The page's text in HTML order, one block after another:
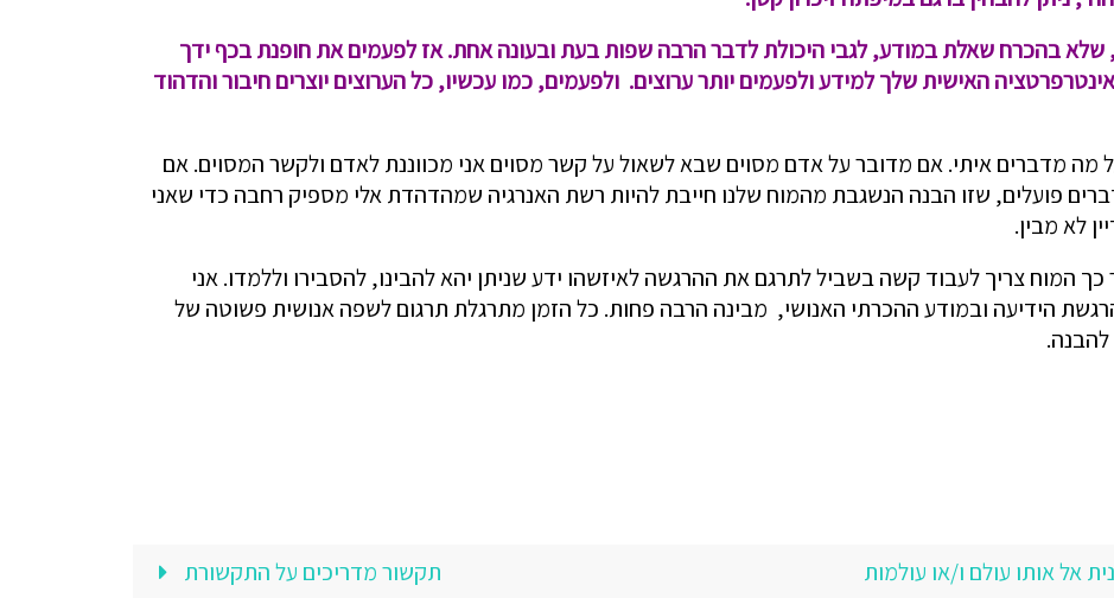
שלא בהכרח שאלת במודע, לגבי היכולת לדבר הרבה שפות בעת ובעונה אחת. אז לפעמים את חופנת בכף ידך
האישית שלך למידע ולפעמים יותר ערוצים. ולפעמים, כמו עכשיו, כל הערוצים יוצרים חיבור והדהוד
מה מדברים איתי. אם מדובר על אדם מסוים שבא לשאול על קשר מסוים אני מכווננת לאדם ולקשר המסוים. אם
פועלים, שזו הבנה הנשגבת מהמוח שלנו חייבת להיות רשת האנרגיה שמהדהדת אלי מספיק רחבה כדי שאני
לא מבין.
המוח צריך לעבוד קשה בשביל לתרגם את ההרגשה לאיזשהו ידע שניתן יהא להבינו, להסבירו וללמדו. אני
הידיעה ובמודע ההכרתי האנושי, מבינה הרבה פחות. כל הזמן מתרגלת תרגום לשפה אנושית פשוטה של
אל אותו עולם ו/או עולמות
תקשור מדריכים על התקשורת